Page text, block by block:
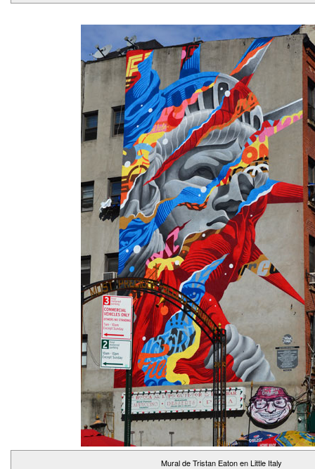
Mural de Tristan Eaton en Little Italy